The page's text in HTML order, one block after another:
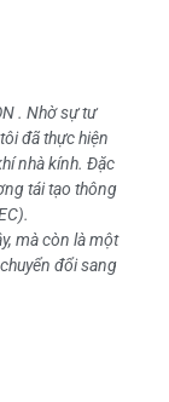
. Nhờ sự tư
đã thực hiện
nhà kính. Đặc
tái tạo thông
mà còn là một
đổi sang